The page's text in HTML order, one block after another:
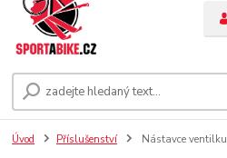
Úvod Příslušenství Nástavce ventilku